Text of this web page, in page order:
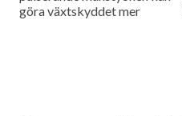
göra växtskyddet mer